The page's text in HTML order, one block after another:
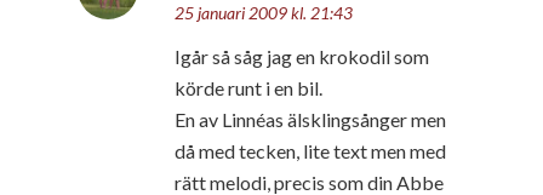
25 januari 2009 kl. 21:43
Igår så såg jag en krokodil som
körde runt i en bil.
En av Linnéas älsklingsånger men
då med tecken, lite text men med
rätt melodi, precis som din Abbe